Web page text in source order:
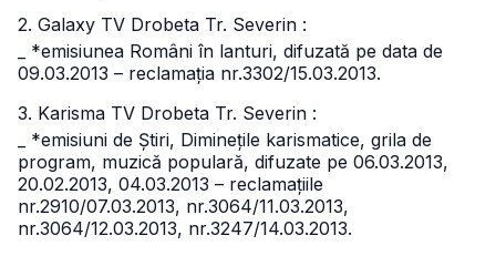
2. Galaxy TV Drobeta Tr. Severin :
_ *emisiunea Români în lanturi, difuzată pe data de
09.03.2013 – reclamația nr.3302/15.03.2013.
3. Karisma TV Drobeta Tr. Severin :
_ *emisiuni de Știri, Diminețile karismatice, grila de
program, muzică populară, difuzate pe 06.03.2013,
20.02.2013, 04.03.2013 – reclamațiile
nr.2910/07.03.2013, nr.3064/11.03.2013,
nr.3064/12.03.2013, nr.3247/14.03.2013.